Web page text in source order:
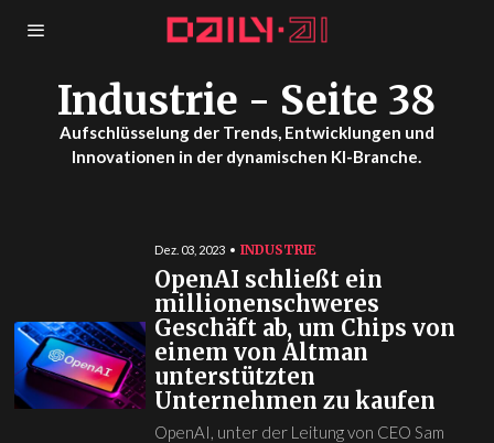
Industrie - Seite 38
Aufschlüsselung der Trends, Entwicklungen und
Innovationen in der dynamischen KI-Branche.
Dez. 03, 2023 INDUSTRIE
OpenAI schließt ein
millionenschweres
Geschäft ab, um Chips von
einem von Altman
unterstützten
Unternehmen zu kaufen
OpenAI, unter der Leitung von CEO Sam